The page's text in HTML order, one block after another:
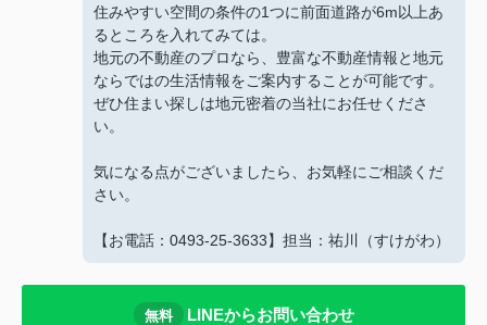
住みやすい空間の条件の1つに前面道路が6m以上あ
るところを入れてみては。
地元の不動産のプロなら、豊富な不動産情報と地元
ならではの生活情報をご案内することが可能です。
ぜひ住まい探しは地元密着の当社にお任せくださ
い。
気になる点がございましたら、お気軽にご相談くだ
さい。
【お電話：0493-25-3633】担当：祐川（すけがわ）
無料 LINEからお問い合わせ